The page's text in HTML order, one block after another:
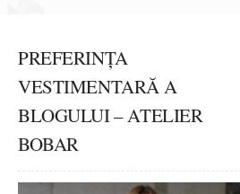
PREFERINȚA
VESTIMENTARĂ A
BLOGULUI – ATELIER
BOBAR